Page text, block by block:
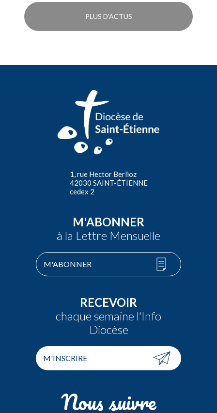
PLUS D'ACTUS
1, rue Hector Berlioz
42030 SAINT-ÉTIENNE
cedex 2
M'ABONNER
à la Lettre Mensuelle
M'ABONNER
RECEVOIR
chaque semaine l'Info
Diocèse
M'INSCRIRE
Nous suivre